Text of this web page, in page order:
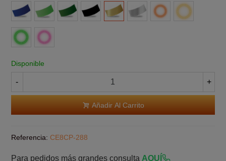
Azul
Verde
claro
Verde
Oscuro
Negro Oro Plata
Fluor
Naranja
Fluor
Amarillo
Fluor
Verde
Fluor
Rosa
Disponible
- +
Añadir Al Carrito
Referencia: CE8CP-288
Para pedidos más grandes consulta AQUÍ